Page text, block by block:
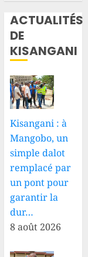
ACTUALITÉS
DE
KISANGANI
Kisangani : à
Mangobo, un
simple dalot
remplacé par
un pont pour
garantir la
dur…
8 août 2026